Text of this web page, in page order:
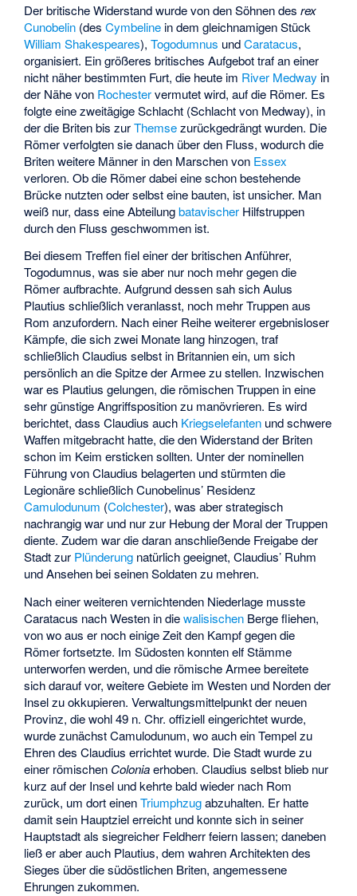
Der britische Widerstand wurde von den Söhnen desrex
Cunobelin (desCymbeline in dem gleichnamigen Stück
William Shakespeares),Togodumnus undCaratacus,
organisiert. Ein größeres britisches Aufgebot traf an einer
nicht näher bestimmten Furt, die heute im River Medway in
der Nähe von Rochestervermutet wird, auf die Römer. Es
folgte eine zweitägige Schlacht (Schlacht von Medway), in
der die Briten bis zurThemsezurückgedrängt wurden. Die
Römer verfolgten sie danach über den Fluss, wodurch die
Briten weitere Männer in den Marschen von Essex
verloren. Ob die Römer dabei eine schon bestehende
Brücke nutzten oder selbst eine bauten, ist unsicher. Man
weiß nur, dass eine Abteilungbatavischer Hilfstruppen
durch den Fluss geschwommen ist.
Bei diesem Treffen fiel einer der britischen Anführer,
Togodumnus, was sie aber nur noch mehr gegen die
Römer aufbrachte. Aufgrund dessen sah sich Aulus
Plautius schließlich veranlasst, noch mehr Truppen aus
Rom anzufordern. Nach einer Reihe weiterer ergebnisloser
Kämpfe, die sich zwei Monate lang hinzogen, traf
schließlich Claudius selbst in Britannien ein, um sich
persönlich an die Spitze der Armee zu stellen. Inzwischen
war es Plautius gelungen, die römischen Truppen in eine
sehr günstige Angriffsposition zu manövrieren. Es wird
berichtet, dass Claudius auch Kriegselefanten und schwere
Waffen mitgebracht hatte, die den Widerstand der Briten
schon im Keim ersticken sollten. Unter der nominellen
Führung von Claudius belagerten und stürmten die
Legionäre schließlich Cunobelinus’ Residenz
Camulodunum (Colchester), was aber strategisch
nachrangig war und nur zur Hebung der Moral der Truppen
diente. Zudem war die daran anschließende Freigabe der
Stadt zur Plünderung natürlich geeignet, Claudius’ Ruhm
und Ansehen bei seinen Soldaten zu mehren.
Nach einer weiteren vernichtenden Niederlage musste
Caratacus nach Westen in diewalisischen Berge fliehen,
von wo aus er noch einige Zeit den Kampf gegen die
Römer fortsetzte. Im Südosten konnten elf Stämme
unterworfen werden, und die römische Armee bereitete
sich darauf vor, weitere Gebiete im Westen und Norden der
Insel zu okkupieren. Verwaltungsmittelpunkt der neuen
Provinz, die wohl 49 n. Chr. offiziell eingerichtet wurde,
wurde zunächst Camulodunum, wo auch ein Tempel zu
Ehren des Claudius errichtet wurde. Die Stadt wurde zu
einer römischen Coloniaerhoben. Claudius selbst blieb nur
kurz auf der Insel und kehrte bald wieder nach Rom
zurück, um dort einenTriumphzugabzuhalten. Er hatte
damit sein Hauptziel erreicht und konnte sich in seiner
Hauptstadt als siegreicher Feldherr feiern lassen; daneben
ließ er aber auch Plautius, dem wahren Architekten des
Sieges über die südöstlichen Briten, angemessene
Ehrungen zukommen.